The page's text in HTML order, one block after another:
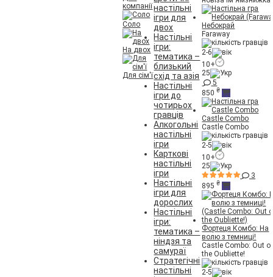
компанії
Соло
На двох
Для сім'ї
настільні
ігри для
двох
Настільні
ігри:
тематика –
близький
схід та азія
Настільні
ігри до
чотирьох
гравців
Алкогольні
настільні
ігри
Карткові
настільні
ігри
Настільні
ігри для
дорослих
Настільні
ігри:
тематика –
ніндзя та
самураї
Стратегічні
настільні
Небокрай
Faraway
2-6
10+
25
5
850₴
Castle Combo
Castle Combo
2-5
10+
25
3
895₴
Фортеця Комбо: На
волю з темниці!
Castle Combo: Out of
the Oubliette!
2-5